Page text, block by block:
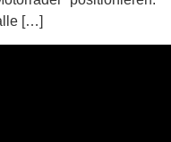
[…]